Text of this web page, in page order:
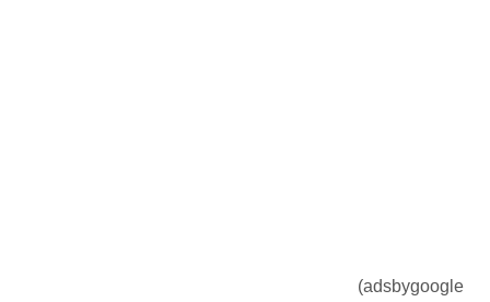
(adsbygoogle